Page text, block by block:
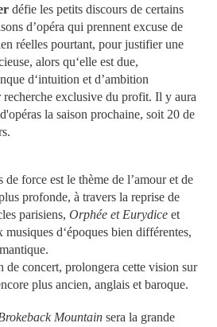
défie les petits discours de certains
d’opéra qui prennent excuse de
réelles pourtant, pour justifier une
alors qu‘elle est due,
d‘intuition et d’ambition
recherche exclusive du profit. Il y aura
la saison prochaine, soit 20 de
de force est le thème de l’amour et de
profonde, à travers la reprise de
parisiens, Orphée et Eurydice et
musiques d‘époques bien différentes,
de concert, prolongera cette vision sur
plus ancien, anglais et baroque.
Mountain sera la grande